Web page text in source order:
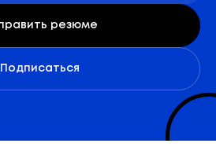
резюме
Подписаться